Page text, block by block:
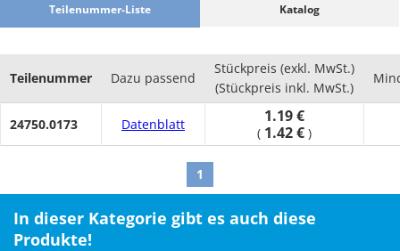
Teilenummer-Liste Katalog
Teilenummer Dazu passend
Stückpreis (exkl. MwSt.)
(Stückpreis inkl. MwSt.)
24750.0173 Datenblatt 1.19 €
( 1.42 € )
1
In dieser Kategorie gibt es auch diese
Produkte!